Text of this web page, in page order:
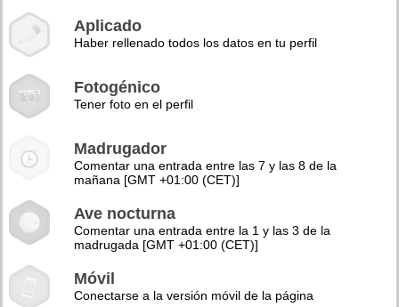
Aplicado
Haber rellenado todos los datos en tu perfil
Fotogénico
Tener foto en el perfil
Madrugador
Comentar una entrada entre las 7 y las 8 de la
mañana [GMT +01:00 (CET)]
Ave nocturna
Comentar una entrada entre la 1 y las 3 de la
madrugada [GMT +01:00 (CET)]
Móvil
Conectarse a la versión móvil de la página